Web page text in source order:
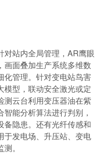
对站内全局管理，AR鹰眼
画面叠加生产系统多维数
化管理。针对变电站鸟害
模型，联动安全激光或定
测云台利用变压器油在紫
能分析算法进行判别，
备隐患。还有光纤传感和
于发电场、升压站、变电
。